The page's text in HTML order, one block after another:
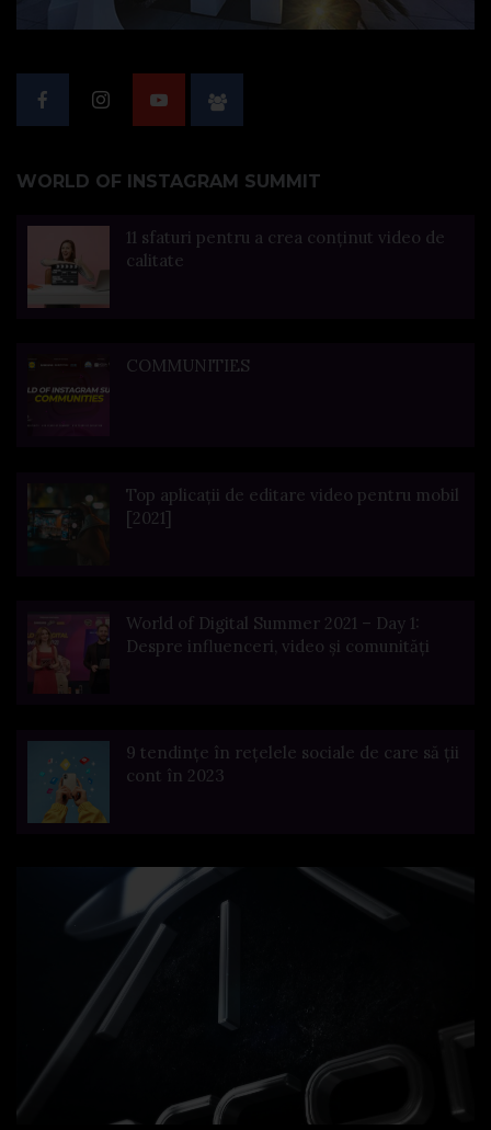
WORLD OF INSTAGRAM SUMMIT
11 sfaturi pentru a crea conținut video de
calitate
COMMUNITIES
Top aplicații de editare video pentru mobil
[2021]
World of Digital Summer 2021 – Day 1:
Despre influenceri, video și comunități
9 tendințe în rețelele sociale de care să ții
cont în 2023